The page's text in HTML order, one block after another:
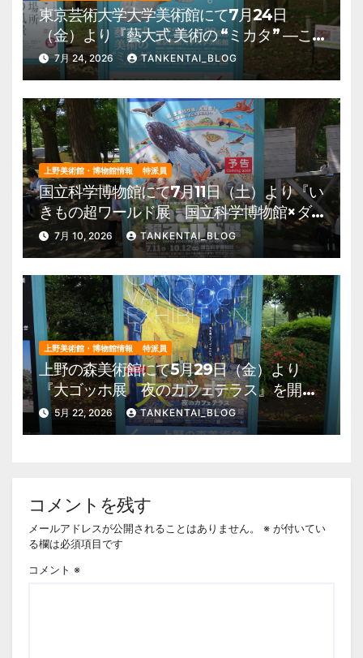
東京芸術大学大学美術館にて7月24日
（金）より『藝大式 美術の “ミカタ” ―こ
の夏、藝大生になる―』を開催。 上野公
園 美術館・博物館 混雑情報他
7月 24, 2026 TANKENTAI_BLOG
上野美術館・博物館情報 特派員
国立科学博物館にて7月11日（土）より『い
きもの超ワールド展 国立科学博物館×ダ
ーウィンが来た！』を開催。 上野公園
美術館・博物館 混雑情報他
7月 10, 2026 TANKENTAI_BLOG
上野美術館・博物館情報 特派員
上野の森美術館にて5月29日（金）より
『大ゴッホ展 夜のカフェテラス』を開
催。 上野公園 美術館・博物館 混雑情
報他
5月 22, 2026 TANKENTAI_BLOG
コメントを残す
メールアドレスが公開されることはありません。 ※ が付いてい
る欄は必須項目です
コメント ※